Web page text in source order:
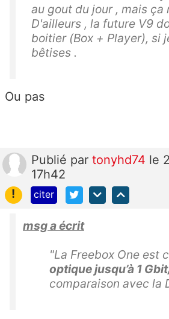
au gout du jour , mais ça
D'ailleurs , la future V9
boitier (Box + Player), si
bêtises .
Ou pas
Publié par tonyhd74 le
17h42
!
citer
msg a écrit
"La Freebox One est
optique jusqu’à 1
comparaison avec la